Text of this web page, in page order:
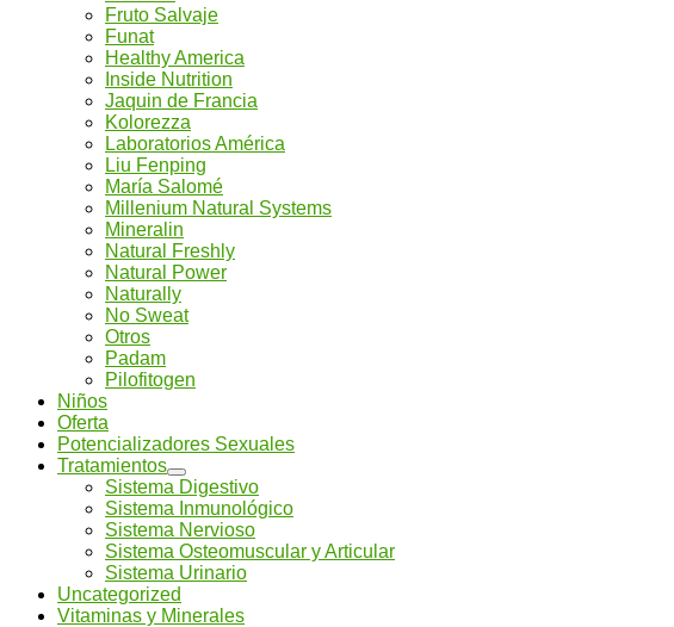
Fruto Salvaje
Funat
Healthy America
Inside Nutrition
Jaquin de Francia
Kolorezza
Laboratorios América
Liu Fenping
María Salomé
Millenium Natural Systems
Mineralin
Natural Freshly
Natural Power
Naturally
No Sweat
Otros
Padam
Pilofitogen
Niños
Oferta
Potencializadores Sexuales
Tratamientos
Sistema Digestivo
Sistema Inmunológico
Sistema Nervioso
Sistema Osteomuscular y Articular
Sistema Urinario
Uncategorized
Vitaminas y Minerales